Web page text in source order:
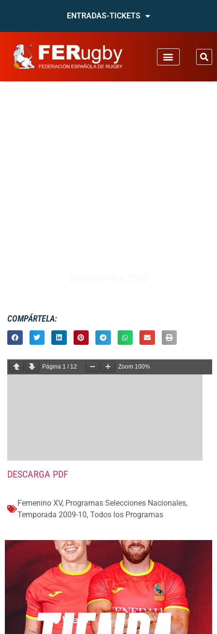
ENTRADAS-TICKETS
COMPÁRTELA:
Página 1 / 12 Zoom 100%
DESCARGA PDF
Femenino XV, Programas Selecciones Nacionales,
Temporada 2009-10, Todos los Programas